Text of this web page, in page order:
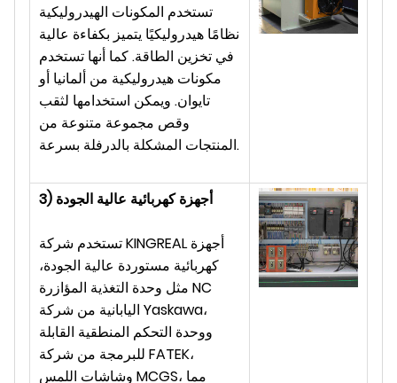
تستخدم المكونات الهيدروليكية
نظامًا هيدروليكيًا يتميز بكفاءة عالية
في تخزين الطاقة. كما أنها تستخدم
مكونات هيدروليكية من ألمانيا أو
تايوان. ويمكن استخدامها لثقب
وقص مجموعة متنوعة من
المنتجات المشكلة بالدرفلة بسرعة.
3) أجهزة كهربائية عالية الجودة
تستخدم شركة KINGREAL أجهزة
كهربائية مستوردة عالية الجودة،
مثل وحدة التغذية المؤازرة NC
اليابانية من شركة Yaskawa،
ووحدة التحكم المنطقية القابلة
للبرمجة من شركة FATEK،
وشاشات اللمس MCGS، مما